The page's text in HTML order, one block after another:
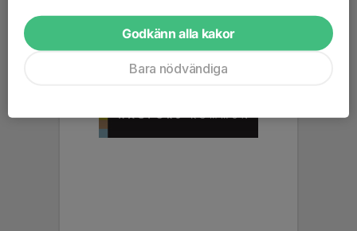
Godkänn alla kakor
Bara nödvändiga